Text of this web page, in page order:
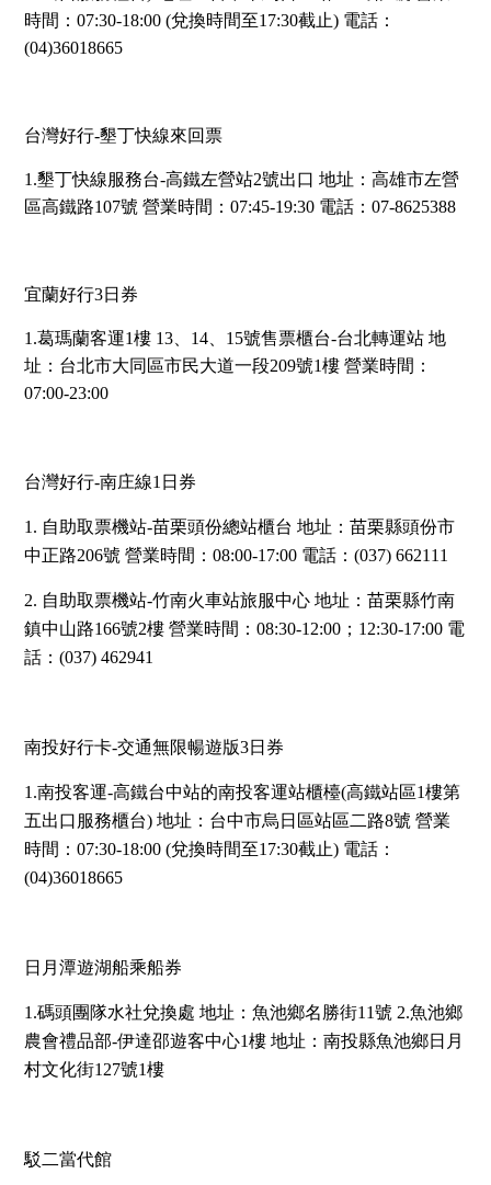
時間：07:30-18:00 (兌換時間至17:30截止) 電話：
(04)36018665
台灣好行-墾丁快線來回票
1.墾丁快線服務台-高鐵左營站2號出口 地址：高雄市左營
區高鐵路107號 營業時間：07:45-19:30 電話：07-8625388
宜蘭好行3日券
1.葛瑪蘭客運1樓 13、14、15號售票櫃台-台北轉運站 地
址：台北市大同區市民大道一段209號1樓 營業時間：
07:00-23:00
台灣好行-南庄線1日券
1. 自助取票機站-苗栗頭份總站櫃台 地址：苗栗縣頭份市
中正路206號 營業時間：08:00-17:00 電話：(037) 662111
2. 自助取票機站-竹南火車站旅服中心 地址：苗栗縣竹南
鎮中山路166號2樓 營業時間：08:30-12:00；12:30-17:00 電
話：(037) 462941
南投好行卡-交通無限暢遊版3日券
1.南投客運-高鐵台中站的南投客運站櫃檯(高鐵站區1樓第
五出口服務櫃台) 地址：台中市烏日區站區二路8號 營業
時間：07:30-18:00 (兌換時間至17:30截止) 電話：
(04)36018665
日月潭遊湖船乘船券
1.碼頭團隊水社兌換處 地址：魚池鄉名勝街11號 2.魚池鄉
農會禮品部-伊達邵遊客中心1樓 地址：南投縣魚池鄉日月
村文化街127號1樓
駁二當代館